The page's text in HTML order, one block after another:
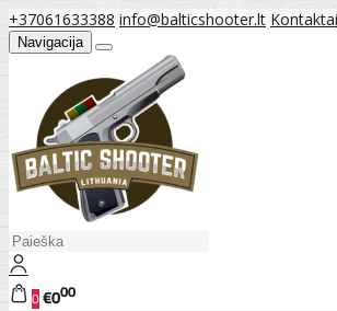
+37061633388 info@balticshooter.lt Kontaktai
Navigacija
0€000